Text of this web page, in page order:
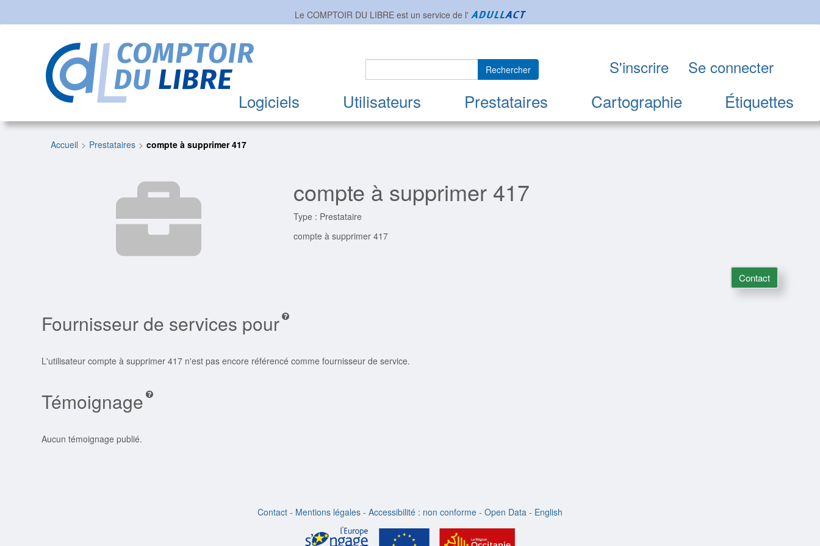
Le COMPTOIR DU LIBRE est un service de l'
Logiciels Utilisateurs Prestataires Cartographie Étiquettes
Rechercher S'inscrire Se connecter
Accueil Prestataires compte à supprimer 417
compte à supprimer 417
Type : Prestataire
compte à supprimer 417
Contact
Fournisseur de services pour
L'utilisateur compte à supprimer 417 n'est pas encore référencé comme fournisseur de service.
Témoignage
Aucun témoignage publié.
Contact - Mentions légales - Accessibilité : non conforme - Open Data - English